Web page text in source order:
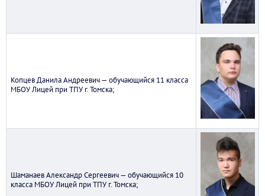
Копцев Данила Андреевич — обучающийся 11 класса
МБОУ Лицей при ТПУ г. Томска;
Шаманаев Александр Сергеевич — обучающийся 10
класса МБОУ Лицей при ТПУ г. Томска;